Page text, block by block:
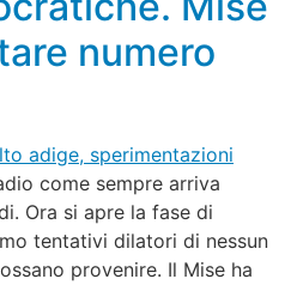
numero
come sempre arriva
Ora si apre la fase di
tentativi dilatori di nessun
provenire. Il Mise ha